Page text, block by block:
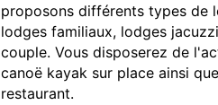
proposons différents types de
lodges familiaux, lodges
couple. Vous disposerez de
canoë kayak sur place ainsi
restaurant.